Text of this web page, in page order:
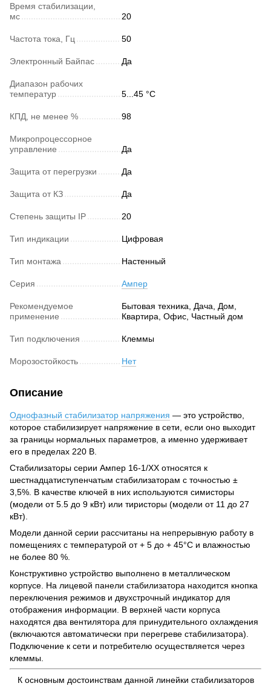
Время стабилизации,
мс
20
Частота тока, Гц 50
Электронный Байпас Да
Диапазон рабочих
температур
5...45 °C
КПД, не менее % 98
Микропроцессорное
управление
Да
Защита от перегрузки Да
Защита от КЗ Да
Степень защиты IP 20
Тип индикации Цифровая
Тип монтажа Настенный
Серия Ампер
Рекомендуемое
применение
Бытовая техника, Дача, Дом,
Квартира, Офис, Частный дом
Тип подключения Клеммы
Морозостойкость Нет
Описание
Однофазный стабилизатор напряжения — это устройство,
которое стабилизирует напряжение в сети, если оно выходит
за границы нормальных параметров, а именно удерживает
его в пределах 220 В.
Стабилизаторы серии Ампер 16-1/ХХ относятся к
шестнадцатиступенчатым стабилизаторам с точностью ±
3,5%. В качестве ключей в них используются симисторы
(модели от 5.5 до 9 кВт) или тиристоры (модели от 11 до 27
кВт).
Модели данной серии рассчитаны на непрерывную работу в
помещениях с температурой от + 5 до + 45°С и влажностью
не более 80 %.
Конструктивно устройство выполнено в металлическом
корпусе. На лицевой панели стабилизатора находится кнопка
переключения режимов и двухстрочный индикатор для
отображения информации. В верхней части корпуса
находятся два вентилятора для принудительного охлаждения
(включаются автоматически при перегреве стабилизатора).
Подключение к сети и потребителю осуществляется через
клеммы.
К основным достоинствам данной линейки стабилизаторов